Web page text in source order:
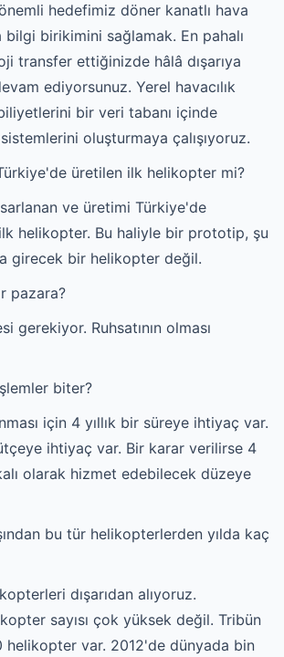
hedefimiz döner kanatlı hava
bilgi birikimini sağlamak. En pahalı
transfer ettiğinizde hâlâ dışarıya
ediyorsunuz. Yerel havacılık
bir veri tabanı içinde
oluşturmaya çalışıyoruz.
üretilen ilk helikopter mi?
ve üretimi Türkiye'de
helikopter. Bu haliyle bir prototip, şu
girecek bir helikopter değil.
pazara?
gerekiyor. Ruhsatının olması
biter?
için 4 yıllık bir süreye ihtiyaç var.
ihtiyaç var. Bir karar verilirse 4
olarak hizmet edebilecek düzeye
bu tür helikopterlerden yılda kaç
dışarıdan alıyoruz.
sayısı çok yüksek değil. Tribün
helikopter var. 2012'de dünyada bin